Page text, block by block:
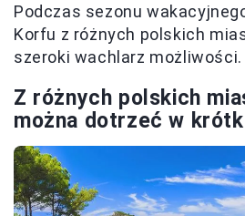
Podczas sezonu
Korfu z różnych polskich
szeroki wachlarz możliwości.
Z różnych polskich
można dotrzeć w